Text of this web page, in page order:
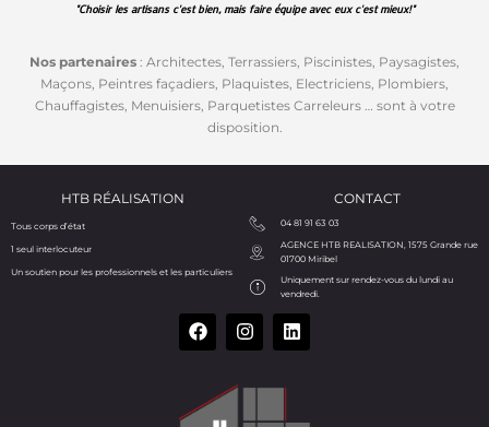
"Choisir les artisans c'est bien, mais faire équipe avec eux c'est mieux!"
Nos partenaires : Architectes, Terrassiers, Piscinistes, Paysagistes,
Maçons, Peintres façadiers, Plaquistes, Electriciens, Plombiers,
Chauffagistes, Menuisiers, Parquetistes Carreleurs … sont à votre
disposition.
HTB RÉALISATION
Tous corps d’état
1 seul interlocuteur
Un soutien pour les professionnels et les particuliers
CONTACT
04 81 91 63 03
AGENCE HTB REALISATION, 1575 Grande rue
01700 Miribel
Uniquement sur rendez-vous du lundi au
vendredi.